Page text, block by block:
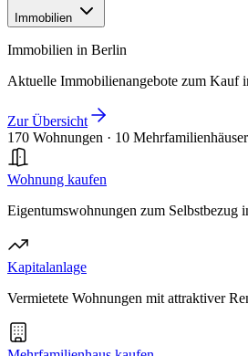
Immobilien
Immobilien in Berlin
Aktuelle Immobilienangebote zum Kauf
Zur Übersicht
170 Wohnungen · 10 Mehrfamilienhäuser
Wohnung kaufen
Eigentumswohnungen zum Selbstbezug
Kapitalanlage
Vermietete Wohnungen mit attraktiver